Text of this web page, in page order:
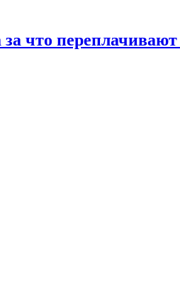
что переплачивают